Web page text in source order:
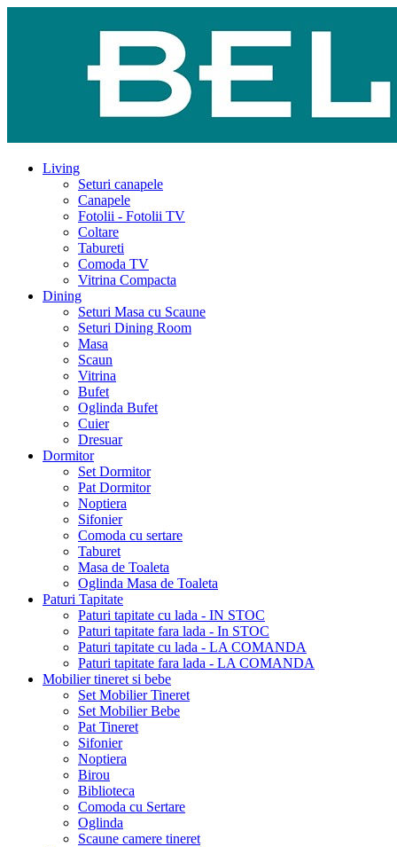
Living
Seturi canapele
Canapele
Fotolii - Fotolii TV
Coltare
Tabureti
Comoda TV
Vitrina Compacta
Dining
Seturi Masa cu Scaune
Seturi Dining Room
Masa
Scaun
Vitrina
Bufet
Oglinda Bufet
Cuier
Dresuar
Dormitor
Set Dormitor
Pat Dormitor
Noptiera
Sifonier
Comoda cu sertare
Taburet
Masa de Toaleta
Oglinda Masa de Toaleta
Paturi Tapitate
Paturi tapitate cu lada - IN STOC
Paturi tapitate fara lada - In STOC
Paturi tapitate cu lada - LA COMANDA
Paturi tapitate fara lada - LA COMANDA
Mobilier tineret si bebe
Set Mobilier Tineret
Set Mobilier Bebe
Pat Tineret
Sifonier
Noptiera
Birou
Biblioteca
Comoda cu Sertare
Oglinda
Scaune camere tineret